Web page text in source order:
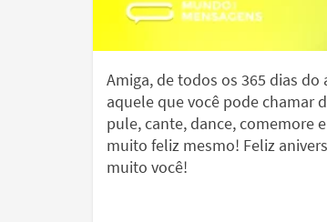
Amiga, de todos os 365 dias do
aquele que você pode chamar
pule, cante, dance, comemore
muito feliz mesmo! Feliz
muito você!